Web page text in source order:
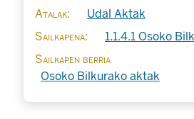
Atalak
Udal Aktak
Sailkapena
1.1.4.1 Osoko
Sailkapen berria
Osoko Bilkurako aktak